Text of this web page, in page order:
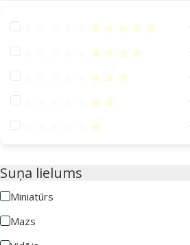
Atsauksmes 100%
Atsauksmes 80%
Atsauksmes 60%
Atsauksmes 40%
Atsauksmes 20%
Suņa lielums
Miniatūrs
Mazs